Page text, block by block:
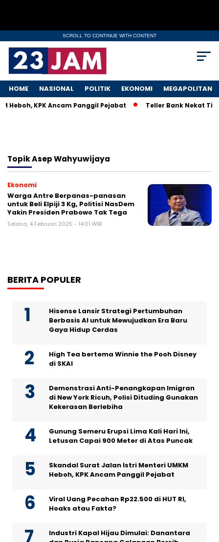
SCROLL TO CONTINUE WITH CONTENT
HOME NASIONAL POLITIK EKONOMI MEGAPOLITAN
Heboh, KPK Ancam Panggil Pejabat Teller Bank Nekat
TopikAsep Wahyuwijaya
Ekonomi
Warga Antre Berpanas-panasan
untuk Beli Elpiji 3 Kg, Politisi NasDem
Yakin Presiden Prabowo Tak Tega
Selasa, 4 Februari 2025 - 14:01 WIB
BERITA POPULER
Hisense Lansir Strategi Pertumbuhan
Berbasis AI untuk Mewujudkan Era Baru
Gaya Hidup Cerdas
High Tea bertema Winnie the Pooh Disney
di SKAI
Demonstrasi Anti-Penangkapan Imigran
di New York Ricuh, Polisi Dituding Gunakan
Kekerasan Berlebiha
Gunung Semeru Erupsi Lima Kali Hari Ini,
Letusan Capai 900 Meter di Atas Puncak
Skandal Surat Jalan Istri Menteri UMKM
Heboh, KPK Ancam Panggil Pejabat
Viral Uang Pecahan Rp22.500 di HUT RI,
Hoaks atau Fakta?
Industri Kapal Hijau Dimulai: Danantara